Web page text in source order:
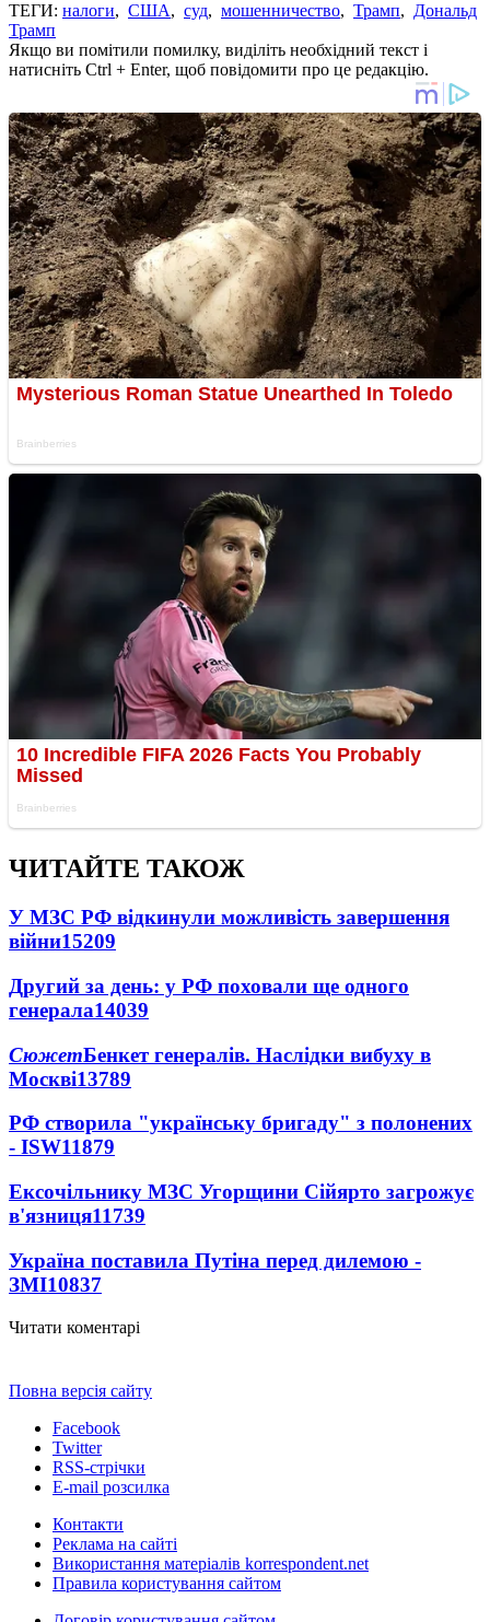
ТЕГИ: налоги, США, суд, мошенничество, Трамп, Дональд
Трамп
Якщо ви помітили помилку, виділіть необхідний текст і
натисніть Ctrl + Enter, щоб повідомити про це редакцію.
ЧИТАЙТЕ ТАКОЖ
У МЗС РФ відкинули можливість завершення
війни15209
Другий за день: у РФ поховали ще одного
генерала14039
СюжетБенкет генералів. Наслідки вибуху в
Москві13789
РФ створила "українську бригаду" з полонених
- ISW11879
Ексочільнику МЗС Угорщини Сійярто загрожує
в'язниця11739
Україна поставила Путіна перед дилемою -
ЗМІ10837
Читати коментарі
Повна версія сайту
Facebook
Twitter
RSS-стрічки
E-mail розсилка
Контакти
Реклама на сайті
Використання матеріалів korrespondent.net
Правила користування сайтом